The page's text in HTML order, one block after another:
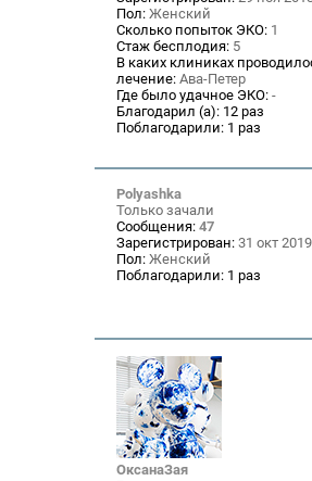
Пол: Женский
Сколько попыток ЭКО: 1
Стаж бесплодия: 5
В каких клиниках
лечение: Ава-Петер
Где было удачное ЭКО: -
Благодарил (а): 12 раз
Поблагодарили: 1 раз
Polyashka
Только зачали
Сообщения: 47
Зарегистрирован: 31 окт
Пол: Женский
Поблагодарили: 1 раз
ОксанаЗая